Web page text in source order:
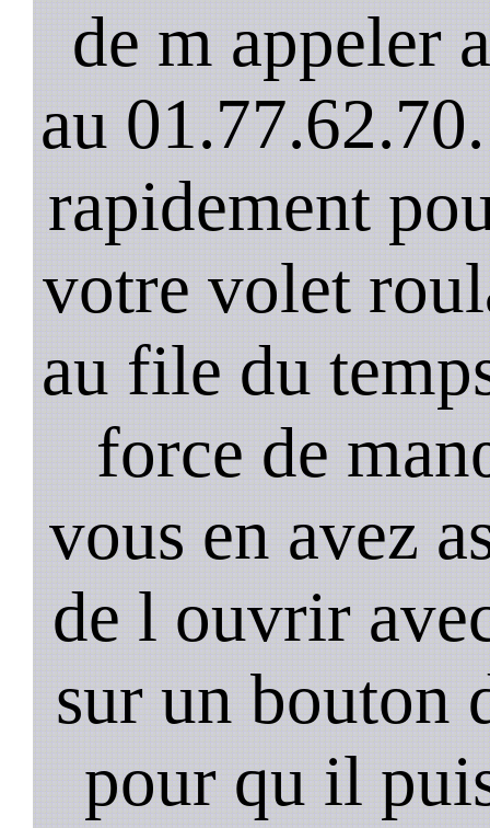
de m appeler
au
rapidement
votre volet
au file du
force de
vous en avez
de l ouvrir
sur un bouton
pour qu il